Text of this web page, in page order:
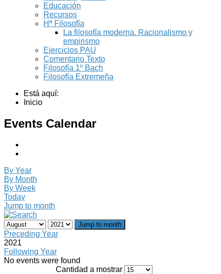
Educación
Recursos
Hª Filosofía
La filosofía moderna. Racionalismo y
empirismo
Ejercicios PAU
Comentario Texto
Filosofía 1º Bach
Filosofía Extremeña
Está aquí:
Inicio
Events Calendar
By Year
By Month
By Week
Today
Jump to month
Jump to month
Preceding Year
2021
Following Year
No events were found
Cantidad a mostrar